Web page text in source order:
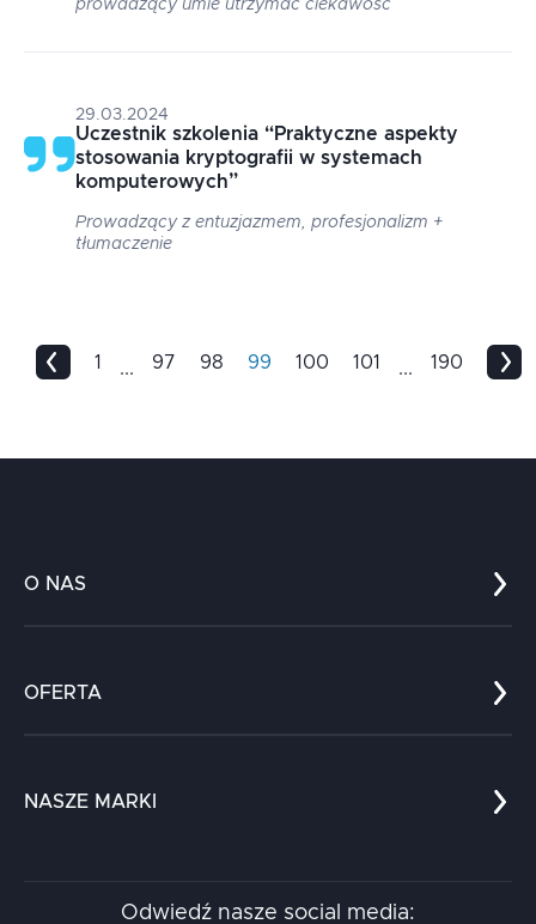
prowadzący umie utrzymać ciekawość
29.03.2024
Uczestnik szkolenia “Praktyczne aspekty
stosowania kryptografii w systemach
komputerowych”
Prowadzący z entuzjazmem, profesjonalizm +
tłumaczenie
1 ... 97 98 99 100 101 ... 190
O NAS
Kariera
Kontakt
OFERTA
Chatboty
NASZE MARKI
AidaptaOdwiedź nasze social media: